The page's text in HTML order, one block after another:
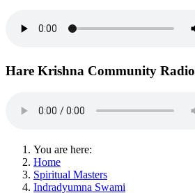
Hare Krishna Community Radio
You are here:
Home
Spiritual Masters
Indradyumna Swami